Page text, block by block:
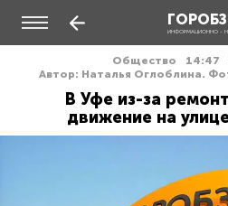
ИНФОРМАЦИОННО -
Общество 14:47
Автор: Наталья Оглоблина.
В Уфе из-за
движение на